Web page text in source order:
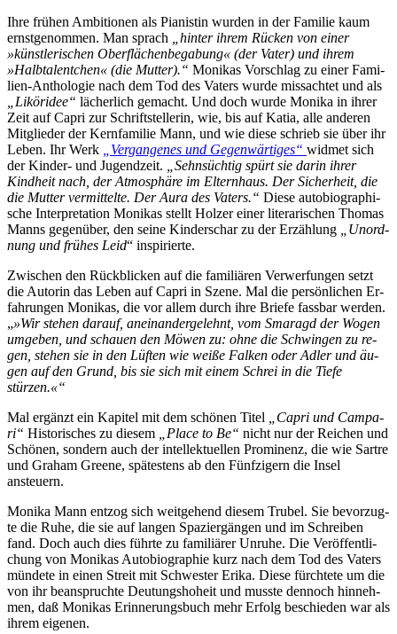
Ih­re frü­hen Am­bi­tio­nen als Pia­nis­tin wur­den in der Fa­mi­lie kaum
ernst­ge­nom­men. Man sprach
„hin­ter ih­rem Rü­cken von ei­ner
»künst­le­ri­schen Ober­flä­chen­be­ga­bung« (der Va­ter) und ih­rem
»Halb­ta­lent­chen« (die Mut­ter).“ Mo­ni­kas Vor­schlag zu ei­ner Fa­mi­
li­en-An­tho­lo­gie nach dem Tod des Va­ters wur­de miss­ach­tet und als
„Li­kör­idee“ lä­cher­lich ge­macht. Und doch wur­de Mo­ni­ka in ih­rer
Zeit auf Ca­pri zur Schrift­stel­le­rin, wie, bis auf Ka­tia, al­le an­de­ren
Mit­glie­der der Kern­fa­mi­lie Mann, und wie die­se schrieb sie über ihr
Le­ben. Ihr Werk
„Ver­gan­ge­nes und Ge­gen­wär­ti­ges“ wid­met sich
der Kin­der- und Ju­gend­zeit.
„Sehn­süch­tig spürt sie dar­in ih­rer
Kind­heit nach, der At­mo­sphä­re im El­tern­haus. Der Si­cher­heit, die
die Mut­ter ver­mit­tel­te. Der Au­ra des Va­ters.“ Die­se au­to­bio­gra­phi­
sche In­ter­pre­ta­ti­on Mo­ni­kas stellt Hol­zer ei­ner li­te­ra­ri­schen Tho­mas
Manns ge­gen­über, den sei­ne Kin­der­schar zu der Er­zäh­lung
„Un­ord­
nung und frü­hes Leid“ in­spi­rier­te.
Zwi­schen den Rück­bli­cken auf die fa­mi­liä­ren Ver­wer­fun­gen setzt
die Au­torin das Le­ben auf Ca­pri in Sze­ne. Mal die per­sön­li­chen Er­
fah­run­gen Mo­ni­kas, die vor al­lem durch ih­re Brie­fe fass­bar wer­den.
„»Wir ste­hen dar­auf, an­ein­an­der­ge­lehnt, vom Sma­ragd der Wo­gen
um­ge­ben, und schau­en den Mö­wen zu: oh­ne die Schwin­gen zu re­
gen, ste­hen sie in den Lüf­ten wie wei­ße Fal­ken oder Ad­ler und äu­
gen auf den Grund, bis sie sich mit ei­nem Schrei in die Tie­fe
stürzen.«“
Mal er­gänzt ein Ka­pi­tel mit dem schö­nen Ti­tel
„Ca­pri und Cam­pa­
ri“ His­to­ri­sches zu die­sem „Place to Be“ nicht nur der Rei­chen und
Schö­nen, son­dern auch der in­tel­lek­tu­el­len Pro­mi­nenz, die wie Sart­re
und Gra­ham Gree­ne, spä­tes­tens ab den Fünf­zi­gern die In­sel
ansteuern.
Mo­ni­ka Mann ent­zog sich weit­ge­hend die­sem Tru­bel. Sie be­vor­zug­
te die Ru­he, die sie auf lan­gen Spa­zier­gän­gen und im Schrei­ben
fand. Doch auch dies führ­te zu fa­mi­liä­rer Un­ru­he. Die Ver­öf­fent­li­
chung von Mo­ni­kas Au­to­bio­gra­phie kurz nach dem Tod des Va­ters
mün­de­te in ei­nen Streit mit Schwes­ter Eri­ka. Die­se fürch­te­te um die
von ihr be­an­spruch­te Deu­tungs­ho­heit und muss­te den­noch hin­neh­
men, daß Mo­ni­kas Er­in­ne­rungs­buch mehr Er­folg be­schie­den war als
ih­rem eigenen.